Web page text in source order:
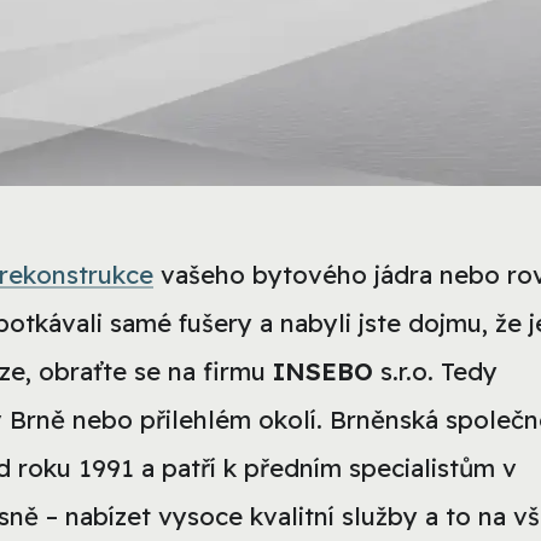
rekonstrukce vašeho bytového jádra nebo
samé fušery a nabyli jste dojmu, že
obraťte se na firmu INSEBO s.r.o. Tedy
nebo přilehlém okolí. Brněnská
roku 1991 a patří k předním specialistům v
– nabízet vysoce kvalitní služby a to na